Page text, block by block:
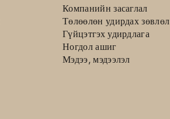
Компанийн засаглал
Төлөөлөн удирдах зөвлөл
Гүйцэтгэх удирдлага
Ногдол ашиг
Мэдээ, мэдээлэл